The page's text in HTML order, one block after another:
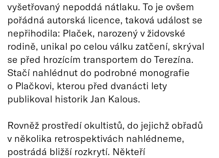
vyšetřovaný nepoddá nátlaku. To je ovšem
pořádná autorská licence, taková událost se
nepřihodila: Plaček, narozený v židovské
rodině, unikal po celou válku zatčení, skrýval
se před hrozícím transportem do Terezína.
Stačí nahlédnut do podrobné monografie
o Plačkovi, kterou před dvanácti lety
publikoval historik Jan Kalous.
Rovněž prostředí okultistů, do jejichž obřadů
v několika retrospektivách nahlédneme,
postrádá bližší rozkrytí. Někteří